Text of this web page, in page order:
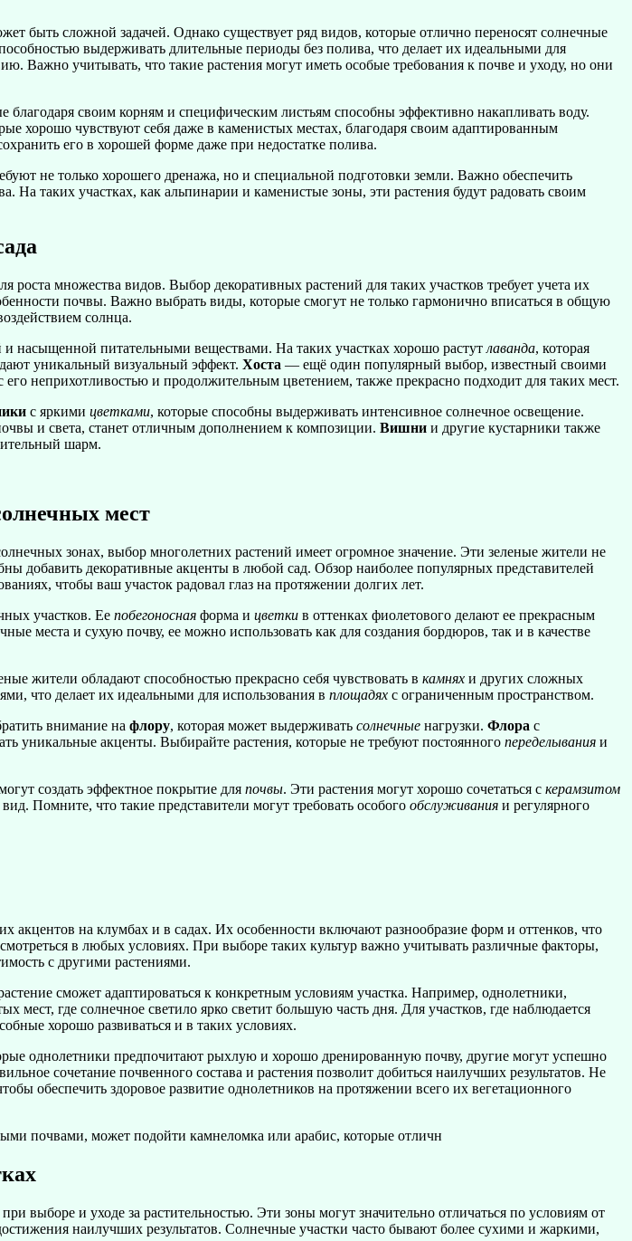
быть сложной задачей. Однако существует ряд видов, которые отлично переносят солнечные
выдерживать длительные периоды без полива, что делает их идеальными для
Важно учитывать, что такие растения могут иметь особые требования к почве и уходу, но они
благодаря своим корням и специфическим листьям способны эффективно накапливать воду.
хорошо чувствуют себя даже в каменистых местах, благодаря своим адаптированным
его в хорошей форме даже при недостатке полива.
не только хорошего дренажа, но и специальной подготовки земли. Важно обеспечить
На таких участках, как альпинарии и каменистые зоны, эти растения будут радовать своим
роста множества видов. Выбор декоративных растений для таких участков требует учета их
почвы. Важно выбрать виды, которые смогут не только гармонично вписаться в общую
солнца.
насыщенной питательными веществами. На таких участках хорошо растут лаванда, которая
уникальный визуальный эффект. Хоста — ещё один популярный выбор, известный своими
его неприхотливостью и продолжительным цветением, также прекрасно подходит для таких мест.
с яркими цветками, которые способны выдерживать интенсивное солнечное освещение.
и света, станет отличным дополнением к композиции. Вишни и другие кустарники также
шарм.
мест
зонах, выбор многолетних растений имеет огромное значение. Эти зеленые жители не
добавить декоративные акценты в любой сад. Обзор наиболее популярных представителей
чтобы ваш участок радовал глаз на протяжении долгих лет.
участков. Ее побегоносная форма и цветки в оттенках фиолетового делают ее прекрасным
места и сухую почву, ее можно использовать как для создания бордюров, так и в качестве
жители обладают способностью прекрасно себя чувствовать в камнях и других сложных
что делает их идеальными для использования в площадях с ограниченным пространством.
внимание на флору, которая может выдерживать солнечные нагрузки. Флора с
уникальные акценты. Выбирайте растения, которые не требуют постоянного переделывания и
создать эффектное покрытие для почвы. Эти растения могут хорошо сочетаться с керамзитом
Помните, что такие представители могут требовать особого обслуживания и регулярного
акцентов на клумбах и в садах. Их особенности включают разнообразие форм и оттенков, что
в любых условиях. При выборе таких культур важно учитывать различные факторы,
с другими растениями.
сможет адаптироваться к конкретным условиям участка. Например, однолетники,
где солнечное светило ярко светит большую часть дня. Для участков, где наблюдается
хорошо развиваться и в таких условиях.
однолетники предпочитают рыхлую и хорошо дренированную почву, другие могут успешно
сочетание почвенного состава и растения позволит добиться наилучших результатов. Не
обеспечить здоровое развитие однолетников на протяжении всего их вегетационного
почвами, может подойти камнеломка или арабис, которые отличн
выборе и уходе за растительностью. Эти зоны могут значительно отличаться по условиям от
наилучших результатов. Солнечные участки часто бывают более сухими и жаркими,